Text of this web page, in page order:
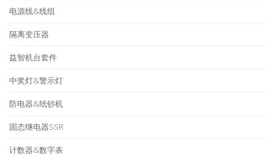
电源线&线组
隔离变压器
益智机台套件
中奖灯&警示灯
防电器&纸钞机
固态继电器SSR
计数器&数字表